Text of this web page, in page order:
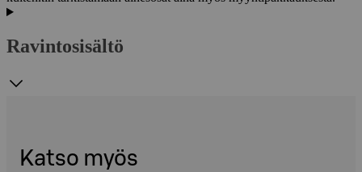
Ravintosisältö
Katso myös